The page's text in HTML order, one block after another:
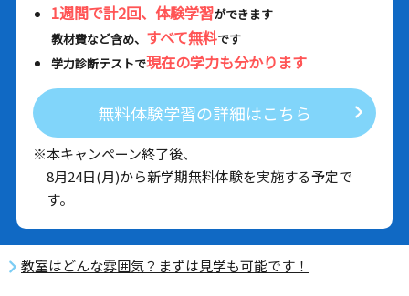
1週間で計2回、体験学習ができます
教材費など含め、 すべて無料です
学力診断テストで現在の学力も分かります
無料体験学習の詳細はこちら
※本キャンペーン終了後、
8月24日(月)から新学期無料体験を実施する予定で
す。
教室はどんな雰囲気？まずは見学も可能です！